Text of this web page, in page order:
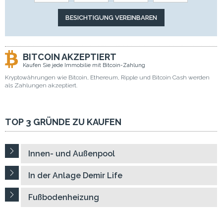
BITCOIN AKZEPTIERT
Kaufen Sie jede Immobilie mit Bitcoin-Zahlung
Kryptowährungen wie Bitcoin, Ethereum, Ripple und Bitcoin Cash werden
als Zahlungen akzeptiert.
TOP 3 GRÜNDE ZU KAUFEN
Innen- und Außenpool
In der Anlage Demir Life
Fußbodenheizung